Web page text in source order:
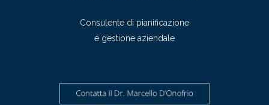
Consulente di pianificazione
e gestione aziendale